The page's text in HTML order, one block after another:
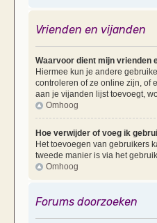
Vrienden en vijanden
Waarvoor dient mijn vrienden
Hiermee kun je andere
controleren of ze online zijn, of
aan je vijanden lijst toevoegt,
Omhoog
Hoe verwijder of voeg ik
Het toevoegen van gebruikers
tweede manier is via het
Omhoog
Forums doorzoeken